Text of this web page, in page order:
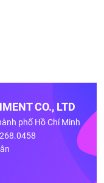
CO., LTD
phố Hồ Chí Minh